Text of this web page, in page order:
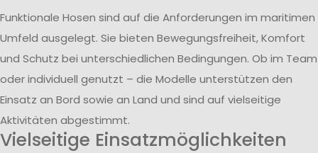
Funktionale Hosen sind auf die Anforderungen im maritimen
Umfeld ausgelegt. Sie bieten Bewegungsfreiheit, Komfort
und Schutz bei unterschiedlichen Bedingungen. Ob im Team
oder individuell genutzt – die Modelle unterstützen den
Einsatz an Bord sowie an Land und sind auf vielseitige
Aktivitäten abgestimmt.
Vielseitige Einsatzmöglichkeiten